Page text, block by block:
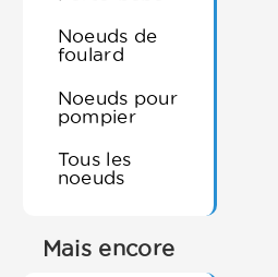
Noeuds de
foulard
Noeuds pour
pompier
Tous les
noeuds
Mais encore